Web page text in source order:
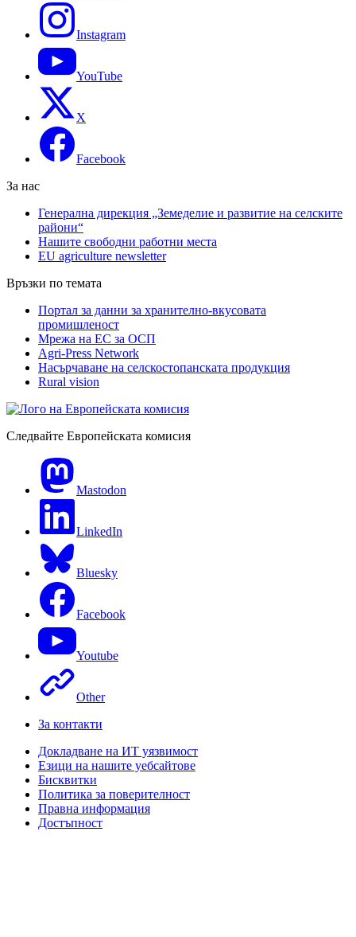
Instagram
YouTube
X
Facebook
За нас
Генерална дирекция „Земеделие и развитие на селските
райони“
Нашите свободни работни места
EU agriculture newsletter
Връзки по темата
Портал за данни за хранително-вкусовата
промишленост
Мрежа на ЕС за ОСП
Agri-Press Network
Насърчаване на селскостопанската продукция
Rural vision
Следвайте Европейската комисия
Mastodon
LinkedIn
Bluesky
Facebook
Youtube
Other
За контакти
Докладване на ИТ уязвимост
Езици на нашите уебсайтове
Бисквитки
Политика за поверителност
Правна информация
Достъпност